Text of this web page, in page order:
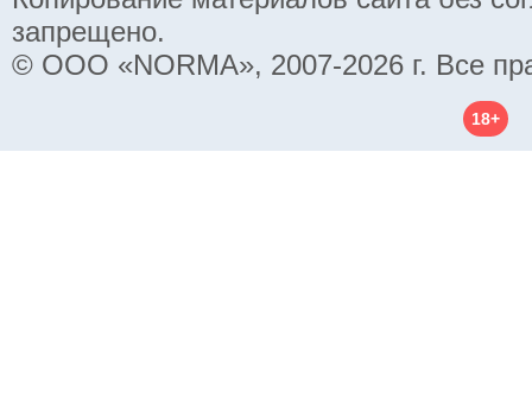
запрещено.
© ООО «NORMA», 2007-2026 г. Все
18+